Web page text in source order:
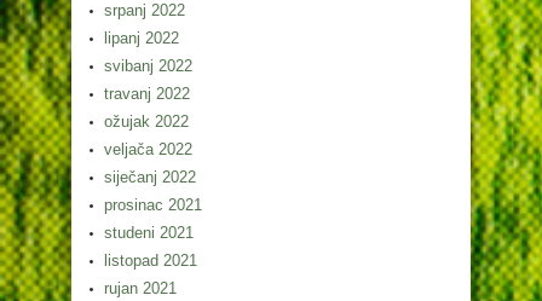
srpanj 2022
lipanj 2022
svibanj 2022
travanj 2022
ožujak 2022
veljača 2022
siječanj 2022
prosinac 2021
studeni 2021
listopad 2021
rujan 2021